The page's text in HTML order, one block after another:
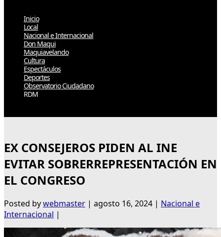
Inicio
Local
Nacional e Internacional
Don Maqui
Maquiavelando
Cultura
Espectáculos
Deportes
Observatorio Ciudadano
RDM
EX CONSEJEROS PIDEN AL INE
EVITAR SOBRERREPRESENTACIÓN EN
EL CONGRESO
Posted bywebmaster | agosto 16, 2024 | Nacional e
Internacional |